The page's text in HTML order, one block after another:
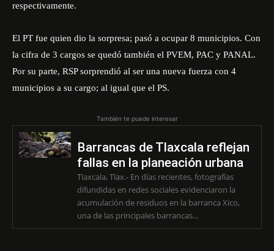
respectivamente.
El PT fue quien dio la sorpresa; pasó a ocupar 8 municipios. Con
la cifra de 3 cargos se quedó también el PVEM, PAC y PANAL.
Por su parte, RSP sorprendió al ser una nueva fuerza con 4
municipios a su cargo; al igual que el PS.
También te puede interesar
Barrancas de Tlaxcala reflejan
fallas en la planeación urbana
Tlaxcala, Tlax.- En días recientes, fotografías
difundidas en redes sociales evidenciaron la
acumulación de residuos en la barranca Xico,
una de las principales barrancas...